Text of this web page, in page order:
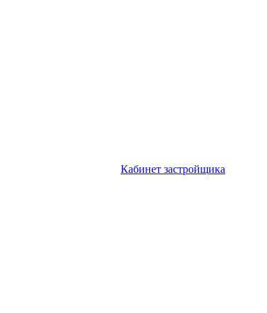
Кабинет застройщика